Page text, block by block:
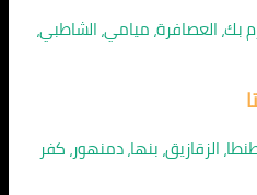
العصافرة، ميامي، الشاطبي،
الزقازيق، بنها، دمنهور، كفر